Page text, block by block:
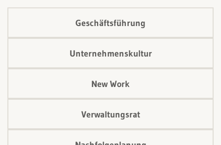
Geschäftsführung
Unternehmenskultur
New Work
Verwaltungsrat